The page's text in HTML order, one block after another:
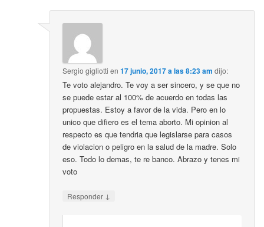
Sergio gigliotti en17 junio, 2017 a las 8:23 am dijo:
Te voto alejandro. Te voy a ser sincero, y se que no
se puede estar al 100% de acuerdo en todas las
propuestas. Estoy a favor de la vida. Pero en lo
unico que difiero es el tema aborto. Mi opinion al
respecto es que tendria que legislarse para casos
de violacion o peligro en la salud de la madre. Solo
eso. Todo lo demas, te re banco. Abrazo y tenes mi
voto
Responder ↓